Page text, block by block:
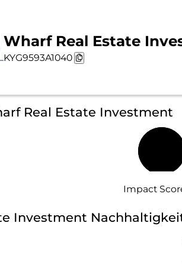
Wharf Real Estate
KYG9593A1040
Real Estate Investment
Impact
Investment